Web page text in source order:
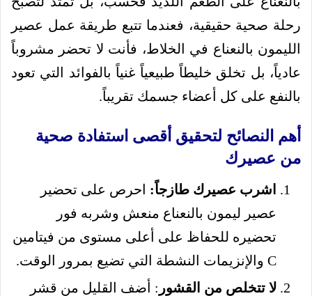
رحلة صحية حقيقية، فعندما تتبع طريقة عمل عصير
الليمون بالنعناع في الخلاط، فأنت لا تحضر مشروباً
عادياً، بل تخلق خليطاً طبيعياً غنياً بالفوائد التي تعود
بالنفع على كل أعضاء جسمك تقريباً.
أهم النصائح لتحقيق أقصى استفادة صحية
من عصيرك
اشرب عصيرك طازجاً: احرص على تحضير
عصير ليمون بالنعناع منعش وشربه فور
تحضيره للحفاظ على أعلى مستوى من فيتامين
C والإنزيمات النشطة التي تضيع بمرور الوقت.
لا تتخلص من القشور : أضف القليل من قشر